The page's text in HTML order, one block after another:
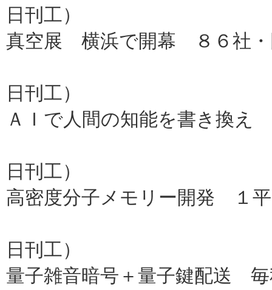
日刊工）
真空展 横浜で開幕 ８６社・
日刊工）
ＡＩで人間の知能を書き換
日刊工）
高密度分子メモリー開発 １
日刊工）
量子雑音暗号＋量子鍵配送